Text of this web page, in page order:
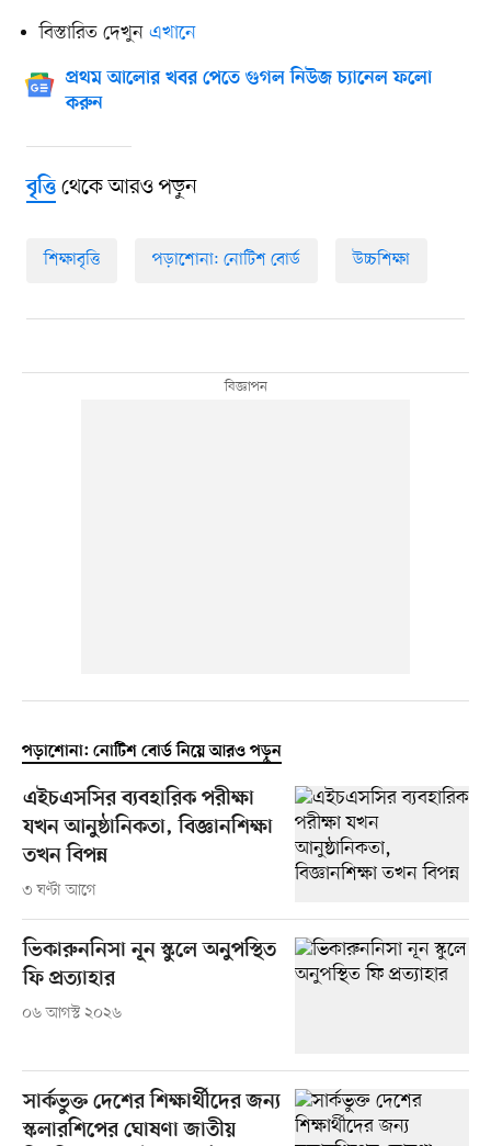
বিস্তারিত দেখুন এখানে
প্রথম আলোর খবর পেতে গুগল নিউজ চ্যানেল ফলো
করুন
বৃত্তিথেকে আরও পড়ুন
শিক্ষাবৃত্তি পড়াশোনা: নোটিশ বোর্ড উচ্চশিক্ষা
পড়াশোনা: নোটিশ বোর্ড নিয়ে আরও পড়ুন
এইচএসসির ব্যবহারিক পরীক্ষা
যখন আনুষ্ঠানিকতা, বিজ্ঞানশিক্ষা
তখন বিপন্ন
৩ ঘণ্টা আগে
ভিকারুননিসা নূন স্কুলে অনুপস্থিত
ফি প্রত্যাহার
০৬ আগস্ট ২০২৬
সার্কভুক্ত দেশের শিক্ষার্থীদের জন্য
স্কলারশিপের ঘোষণা জাতীয়